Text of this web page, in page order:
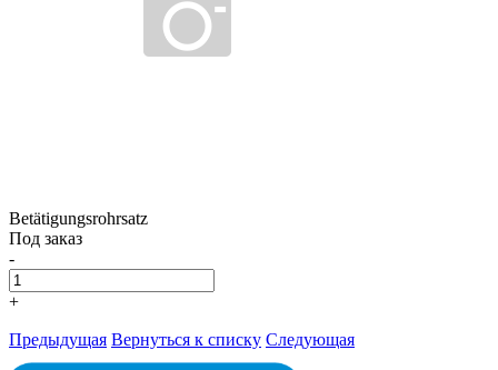
Betätigungsrohrsatz
Под заказ
-
+
Предыдущая Вернуться к списку Следующая